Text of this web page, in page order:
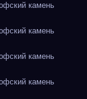
камень
камень
камень
камень